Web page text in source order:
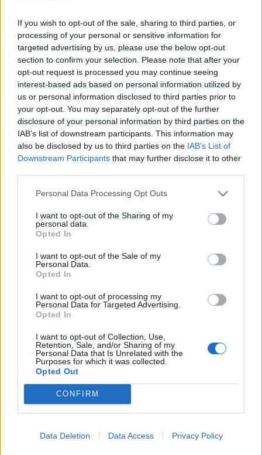
If you wish to opt-out of the sale, sharing to third parties, or
processing of your personal or sensitive information for
targeted advertising by us, please use the below opt-out
section to confirm your selection. Please note that after your
opt-out request is processed you may continue seeing
interest-based ads based on personal information utilized by
us or personal information disclosed to third parties prior to
your opt-out. You may separately opt-out of the further
disclosure of your personal information by third parties on the
IAB’s list of downstream participants. This information may
also be disclosed by us to third parties on the IAB’s List of
Downstream Participants that may further disclose it to other
Personal Data Processing Opt Outs
I want to opt-out of the Sharing of my
personal data.
Opted In
I want to opt-out of the Sale of my
Personal Data.
Opted In
I want to opt-out of processing my
Personal Data for Targeted Advertising.
Opted In
I want to opt-out of Collection, Use,
Retention, Sale, and/or Sharing of my
Personal Data that Is Unrelated with the
Purposes for which it was collected.
Opted Out
CONFIRM
Data Deletion Data Access Privacy Policy
παιχνίδι του WNBA (vids)
Τόμπσον
Ταχύτερα και αυστηρότερα: Το νέο ψηφιακό καθεστώς της ΑΑΔΕ για
τα ανασφάλιστα οχήματα
Όμιλος ΔΕΗ: Νέα συμφωνία για
χαρτοφυλάκιο έργων ΑΠΕ άνω
των 2 GW σε Πολωνία και
Τουρισμός για Όλους: Kατάθεση
αιτήσεων ανεξάρτητα από το
τελευταίο ψηφίο του ΑΦΜ
Νέο Audi A2 e-tron με στόχο την κορυφή της αποδοτικότητας
Η Chery επενδύει 75 εκατ.
δολάρια στην KG Mobility
Ατρόμητος και Novibet
18η συνεχόμενη χρονιά για τον ΟΤΕ στη διεθνή σειρά δεικτών
FTSE4Good
Alpha Bank: Για πρώτη φορά το Αρχαίο Θέατρο Επιδαύρου άνοιξε τις
πύλες του σε όλους